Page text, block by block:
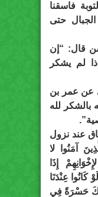
فاسقنا
حتى
قال: “إن
لم يشكر
عن عمر بن
بالشكر لله
عند نزول
آمَنُوا لا
إِذَا
عِنْدَنَا
ذَلِكَ حَسْرَةً فِي